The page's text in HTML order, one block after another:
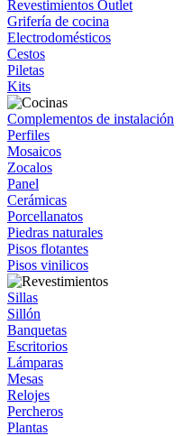
Revestimientos Outlet
Grifería de cocina
Electrodomésticos
Cestos
Piletas
Kits
Complementos de instalación
Perfiles
Mosaicos
Zocalos
Panel
Cerámicas
Porcellanatos
Piedras naturales
Pisos flotantes
Pisos vinilicos
Sillas
Sillón
Banquetas
Escritorios
Lámparas
Mesas
Relojes
Percheros
Plantas